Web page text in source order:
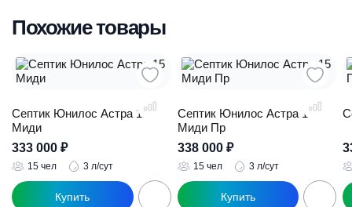
Похожие товары
Септик Юнилос Астра 15
Миди
333 000 ₽
15 чел 3 л/сут
Септик Юнилос Астра 15
Миди Пр
338 000 ₽
15 чел 3 л/сут